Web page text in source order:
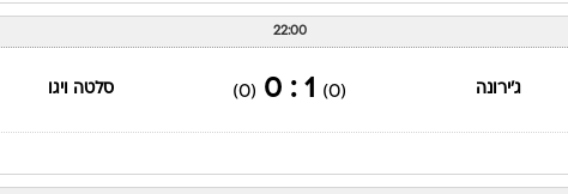
22:00
ג'ירונה (0)
1 : 0
(0) סלטה ויגו